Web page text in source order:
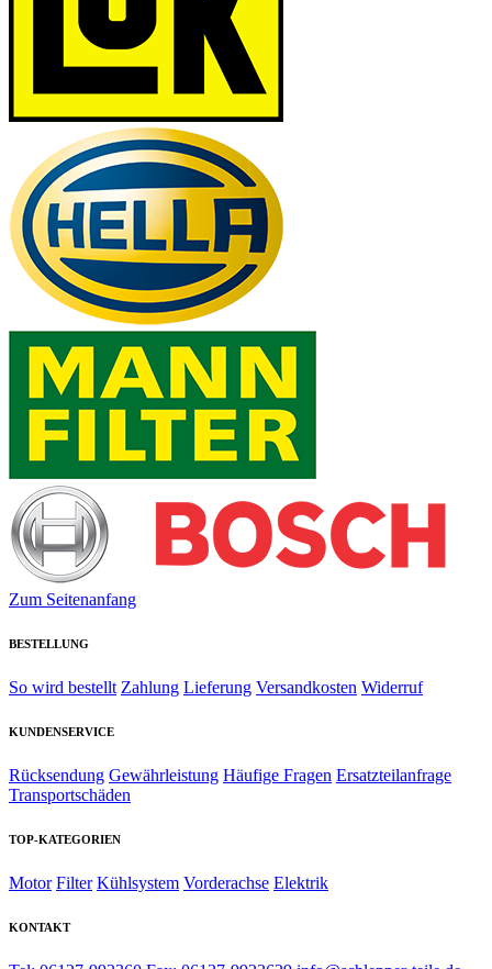
Zum Seitenanfang
BESTELLUNG
So wird bestellt Zahlung Lieferung Versandkosten Widerruf
KUNDENSERVICE
Rücksendung Gewährleistung Häufige Fragen Ersatzteilanfrage
Transportschäden
TOP-KATEGORIEN
Motor Filter Kühlsystem Vorderachse Elektrik
KONTAKT